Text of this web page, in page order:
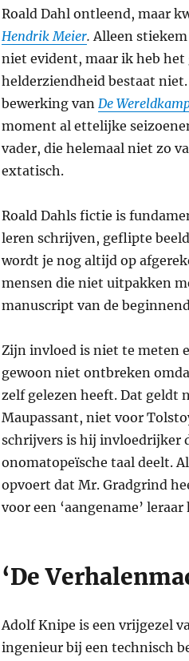
Roald Dahl ontleend, maar
Hendrik Meier. Alleen stiekem
niet evident, maar ik heb het
helderziendheid bestaat
bewerking van De
moment al ettelijke
vader, die helemaal niet zo
extatisch.
Roald Dahls fictie is
leren schrijven, geflipte
wordt je nog altijd op
mensen die niet uitpakken
manuscript van de
Zijn invloed is niet te meten
gewoon niet ontbreken
zelf gelezen heeft. Dat geldt
Maupassant, niet voor
schrijvers is hij invloedrijker
onomatopeïsche taal deelt.
opvoert dat Mr. Gradgrind
voor een ‘aangename’
‘De
Adolf Knipe is een vrijgezel
ingenieur bij een technisch